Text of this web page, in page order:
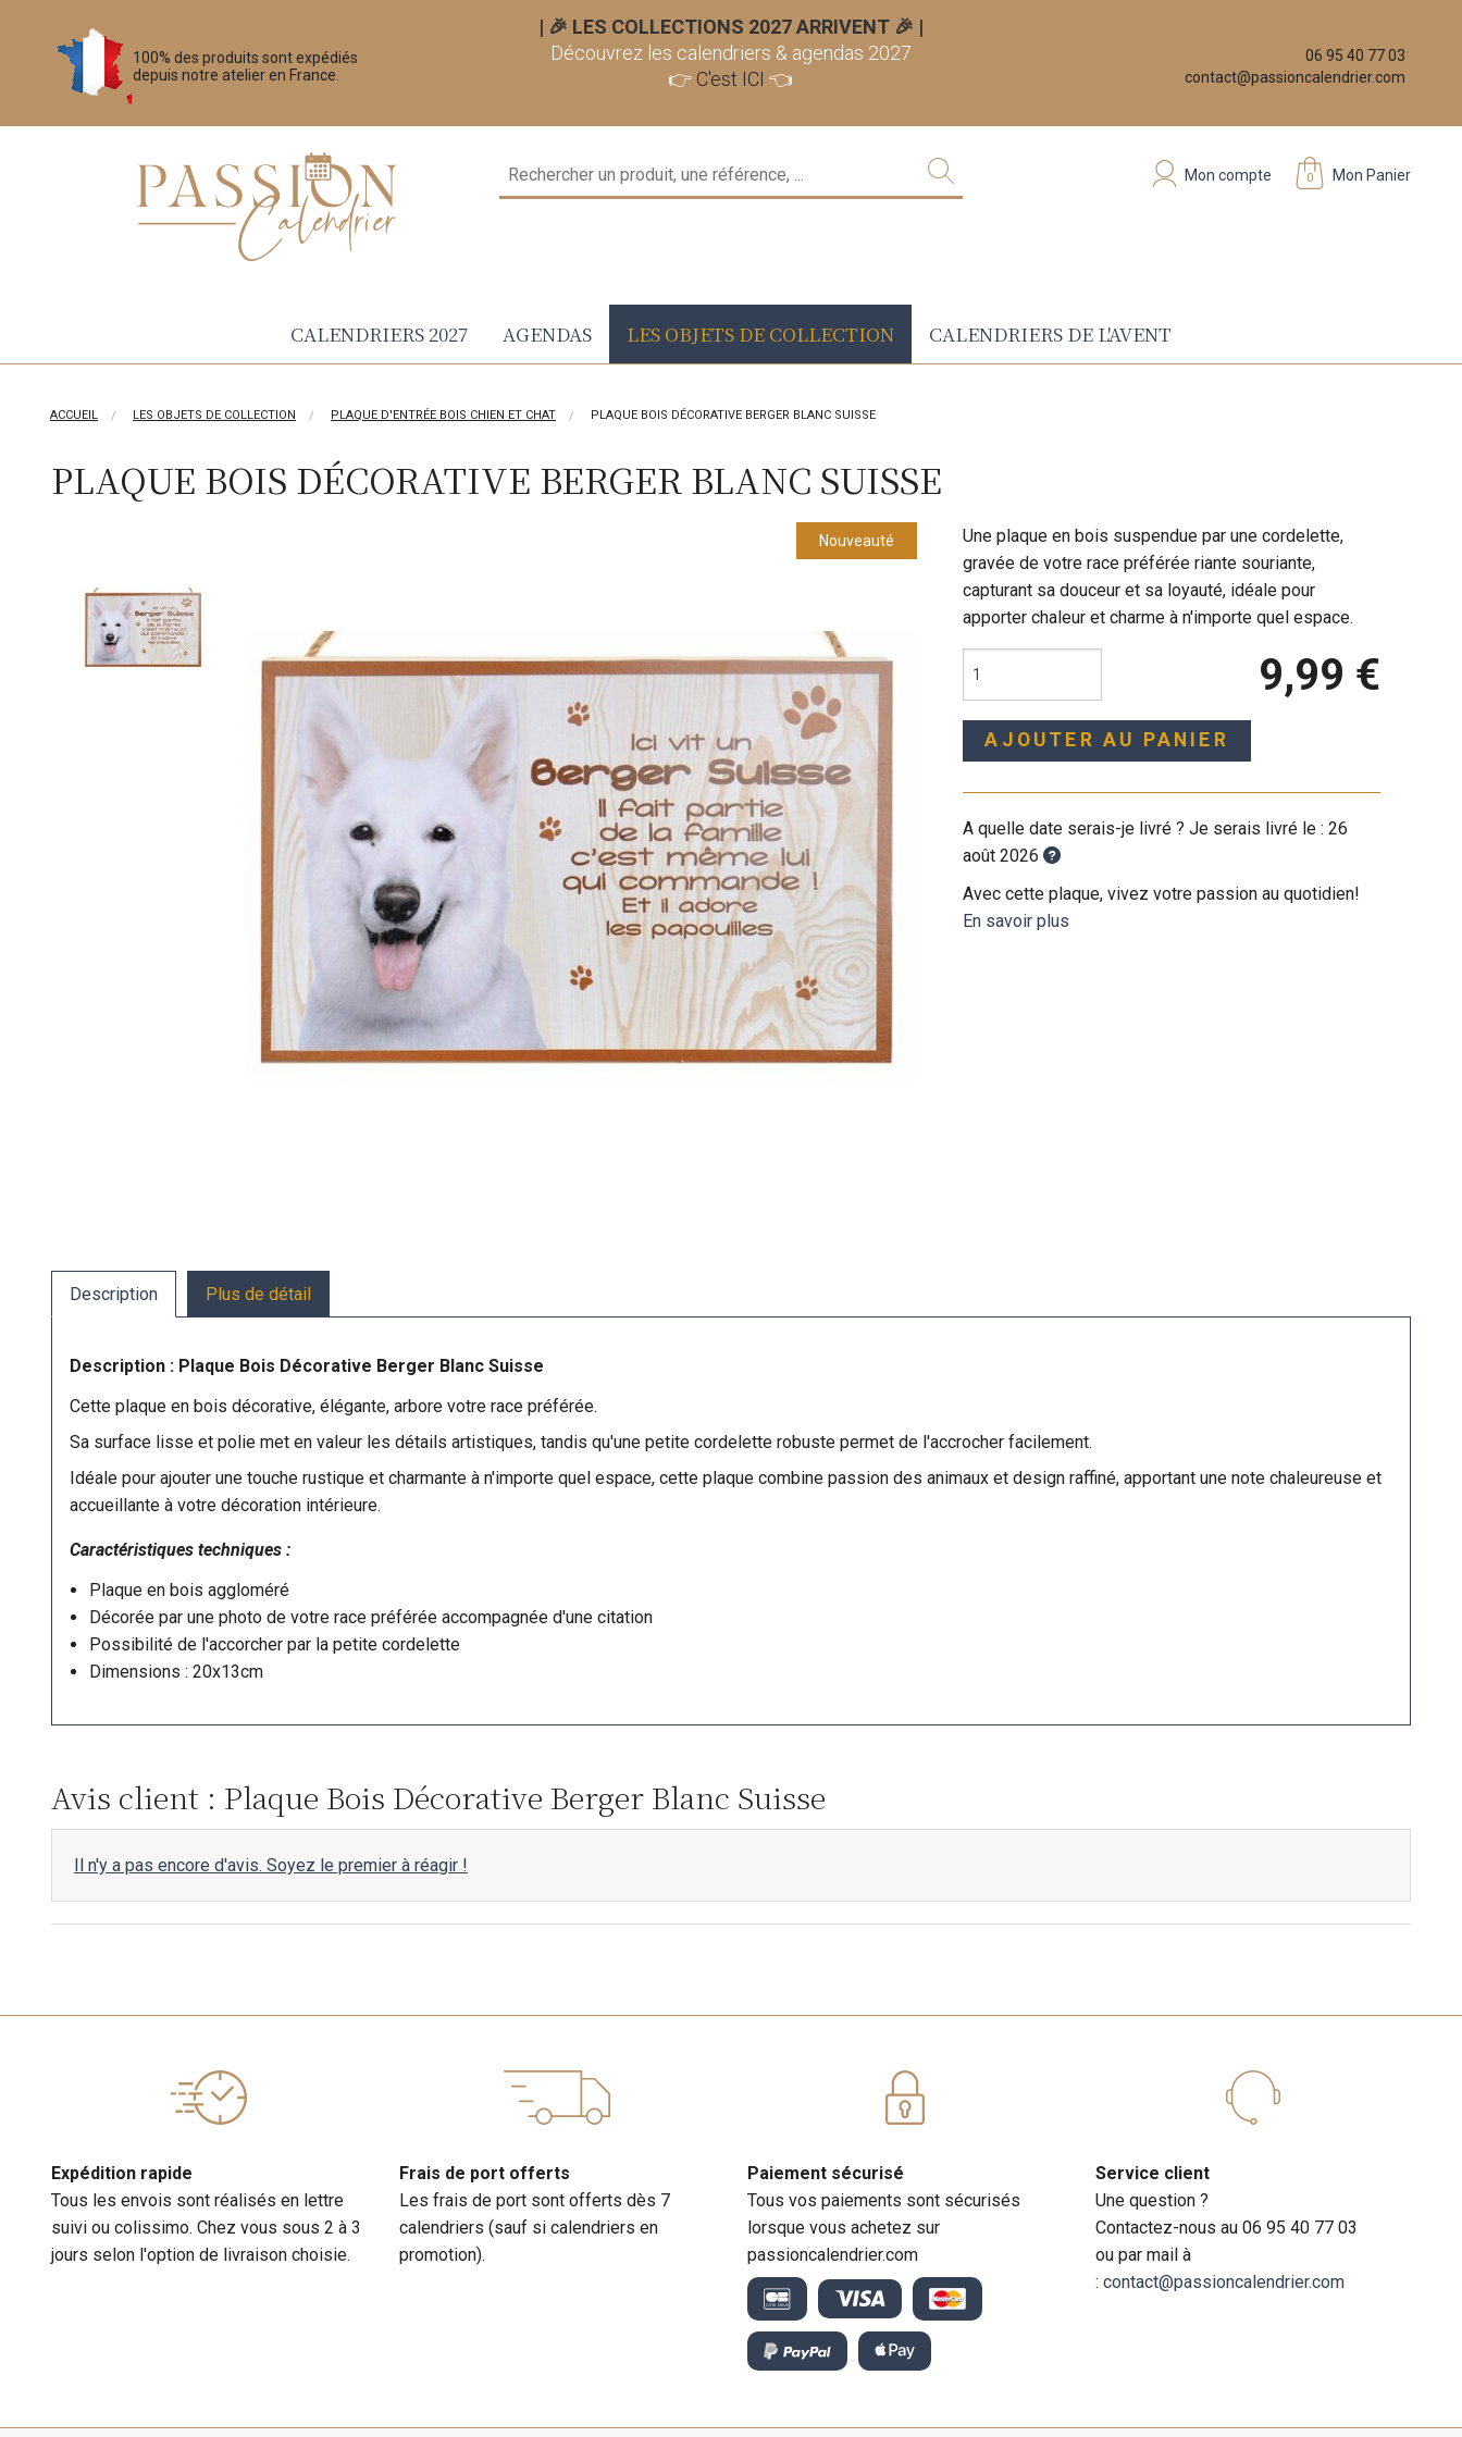
100% des produits sont expédiés
depuis notre atelier en France.
| 🎉 LES COLLECTIONS 2027 ARRIVENT 🎉 |
Découvrez les calendriers & agendas 2027
👉 C'est ICI 👈
06 95 40 77 03
contact@passioncalendrier.com
0 Mon Panier
Mon compte
CALENDRIERS 2027 AGENDAS LES OBJETS DE COLLECTION CALENDRIERS DE L'AVENT
ACCUEIL LES OBJETS DE COLLECTION PLAQUE D'ENTRÉE BOIS CHIEN ET CHAT PLAQUE BOIS DÉCORATIVE BERGER BLANC SUISSE
PLAQUE BOIS DÉCORATIVE BERGER BLANC SUISSE
Nouveauté
Une plaque en bois suspendue par une cordelette,
gravée de votre race préférée riante souriante,
capturant sa douceur et sa loyauté, idéale pour
apporter chaleur et charme à n'importe quel espace.
9,99 €
AJOUTER AU PANIER
A quelle date serais-je livré ? Je serais livré le :26
août 2026
Avec cette plaque, vivez votre passion au quotidien!
En savoir plus
Description Plus de détail
Description : Plaque Bois Décorative Berger Blanc Suisse
Cette plaque en bois décorative, élégante, arbore votre race préférée.
Sa surface lisse et polie met en valeur les détails artistiques, tandis qu'une petite cordelette robuste permet de l'accrocher facilement.
Idéale pour ajouter une touche rustique et charmante à n'importe quel espace, cette plaque combine passion des animaux et design raffiné, apportant une note chaleureuse et
accueillante à votre décoration intérieure.
Caractéristiques techniques :
Plaque en bois aggloméré
Décorée par une photo de votre race préférée accompagnée d'une citation
Possibilité de l'accorcher par la petite cordelette
Dimensions : 20x13cm
Avis client : Plaque Bois Décorative Berger Blanc Suisse
Il n'y a pas encore d'avis. Soyez le premier à réagir !
Expédition rapide
Tous les envois sont réalisés en lettre
suivi ou colissimo. Chez vous sous 2 à 3
jours selon l'option de livraison choisie.
Frais de port offerts
Les frais de port sont offerts dès 7
calendriers (sauf si calendriers en
promotion).
Paiement sécurisé
Tous vos paiements sont sécurisés
lorsque vous achetez sur
passioncalendrier.com
Service client
Une question ?
Contactez-nous au 06 95 40 77 03
ou par mail à
: contact@passioncalendrier.com